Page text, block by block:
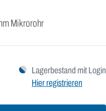
Mikrorohr
Lagerbestand mit Login
Hier registrieren